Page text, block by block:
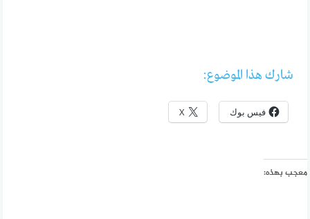
شارك هذا الموضوع:
فيس بوك X
معجب بهذه: